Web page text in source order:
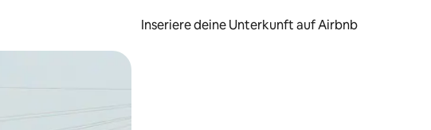
Inseriere deine Unterkunft auf Airbnb